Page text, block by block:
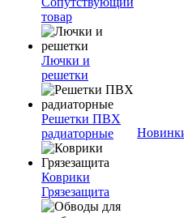
товар
Лючки и
решетки
Решетки ПВХ
радиаторные
Коврики
Грязезащита